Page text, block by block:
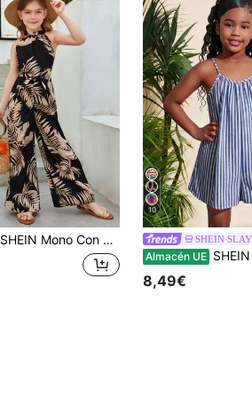
SHEIN Mono Con Estampado Tropical Para Chica Joven Con Cinturón, Tirantes Y Cuello Halter
10
SHEIN
Almacén UE SHEIN Mono de tirantes finos a rayas verticales azul y blanco para niña preadolescente,
8,49€